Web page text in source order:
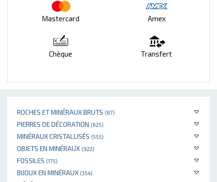
ROCHES ET MINÉRAUX BRUTS (87)
PIERRES DE DÉCORATION (625)
MINÉRAUX CRISTALLISÉS (555)
OBJETS EN MINÉRAUX (922)
FOSSILES (175)
BIJOUX EN MINÉRAUX (354)
Mastercard Amex
Chèque Transfert